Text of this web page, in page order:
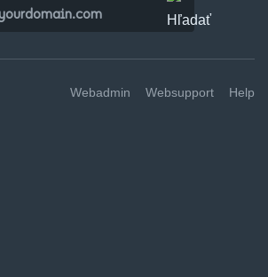
Webadmin Websupport Help